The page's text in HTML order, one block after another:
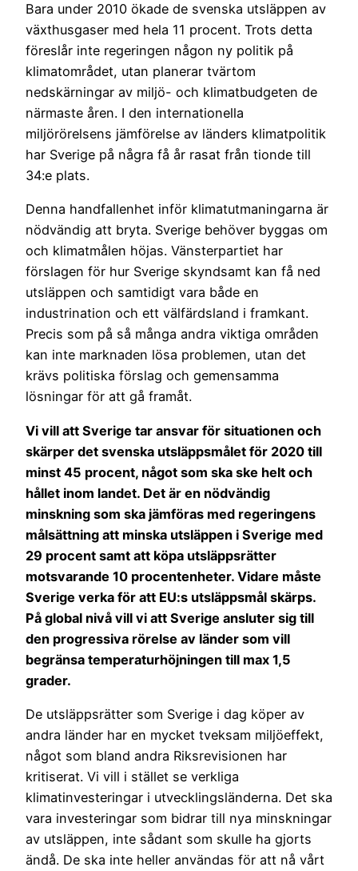
Bara under 2010 ökade de svenska utsläppen av
växthusgaser med hela 11 procent. Trots detta
föreslår inte regeringen någon ny politik på
klimatområdet, utan planerar tvärtom
nedskärningar av miljö- och klimatbudgeten de
närmaste åren. I den internationella
miljörörelsens jämförelse av länders klimatpolitik
har Sverige på några få år rasat från tionde till
34:e plats.
Denna handfallenhet inför klimatutmaningarna är
nödvändig att bryta. Sverige behöver byggas om
och klimatmålen höjas. Vänsterpartiet har
förslagen för hur Sverige skyndsamt kan få ned
utsläppen och samtidigt vara både en
industrination och ett välfärdsland i framkant.
Precis som på så många andra viktiga områden
kan inte marknaden lösa problemen, utan det
krävs politiska förslag och gemensamma
lösningar för att gå framåt.
Vi vill att Sverige tar ansvar för situationen och
skärper det svenska utsläppsmålet för 2020 till
minst 45 procent, något som ska ske helt och
hållet inom landet. Det är en nödvändig
minskning som ska jämföras med regeringens
målsättning att minska utsläppen i Sverige med
29 procent samt att köpa utsläppsrätter
motsvarande 10 procentenheter. Vidare måste
Sverige verka för att EU:s utsläppsmål skärps.
På global nivå vill vi att Sverige ansluter sig till
den progressiva rörelse av länder som vill
begränsa temperaturhöjningen till max 1,5
grader.
De utsläppsrätter som Sverige i dag köper av
andra länder har en mycket tveksam miljöeffekt,
något som bland andra Riksrevisionen har
kritiserat. Vi vill i stället se verkliga
klimatinvesteringar i utvecklingsländerna. Det ska
vara investeringar som bidrar till nya minskningar
av utsläppen, inte sådant som skulle ha gjorts
ändå. De ska inte heller användas för att nå vårt